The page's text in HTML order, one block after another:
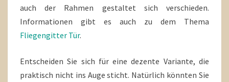
auch der Rahmen gestaltet sich verschieden.
Informationen gibt es auch zu dem Thema
Fliegengitter Tür.
Entscheiden Sie sich für eine dezente Variante, die
praktisch nicht ins Auge sticht. Natürlich könnten Sie